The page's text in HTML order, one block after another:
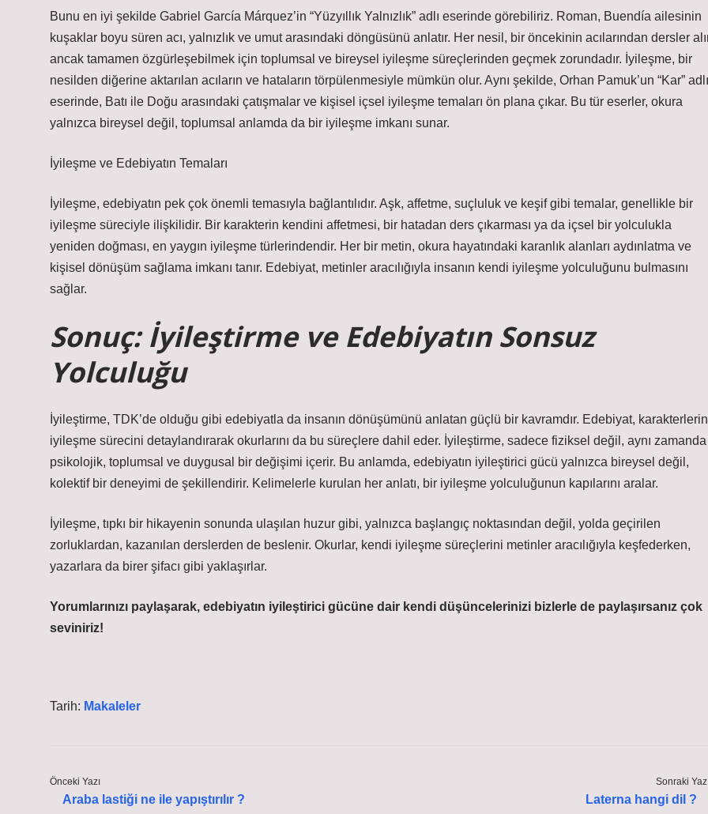
Bunu en iyi şekilde Gabriel García Márquez’in “Yüzyıllık Yalnızlık” adlı eserinde görebiliriz. Roman, Buendía ailesinin
kuşaklar boyu süren acı, yalnızlık ve umut arasındaki döngüsünü anlatır. Her nesil, bir öncekinin acılarından dersler
ancak tamamen özgürleşebilmek için toplumsal ve bireysel iyileşme süreçlerinden geçmek zorundadır. İyileşme, bir
nesilden diğerine aktarılan acıların ve hataların törpülenmesiyle mümkün olur. Aynı şekilde, Orhan Pamuk’un “Kar” adlı
eserinde, Batı ile Doğu arasındaki çatışmalar ve kişisel içsel iyileşme temaları ön plana çıkar. Bu tür eserler, okura
yalnızca bireysel değil, toplumsal anlamda da bir iyileşme imkanı sunar.
İyileşme ve Edebiyatın Temaları
İyileşme, edebiyatın pek çok önemli temasıyla bağlantılıdır. Aşk, affetme, suçluluk ve keşif gibi temalar, genellikle bir
iyileşme süreciyle ilişkilidir. Bir karakterin kendini affetmesi, bir hatadan ders çıkarması ya da içsel bir yolculukla
yeniden doğması, en yaygın iyileşme türlerindendir. Her bir metin, okura hayatındaki karanlık alanları aydınlatma ve
kişisel dönüşüm sağlama imkanı tanır. Edebiyat, metinler aracılığıyla insanın kendi iyileşme yolculuğunu bulmasını
sağlar.
Sonuç: İyileştirme ve Edebiyatın Sonsuz
Yolculuğu
İyileştirme, TDK’de olduğu gibi edebiyatla da insanın dönüşümünü anlatan güçlü bir kavramdır. Edebiyat, karakterlerin
iyileşme sürecini detaylandırarak okurlarını da bu süreçlere dahil eder. İyileştirme, sadece fiziksel değil, aynı zamanda
psikolojik, toplumsal ve duygusal bir değişimi içerir. Bu anlamda, edebiyatın iyileştirici gücü yalnızca bireysel değil,
kolektif bir deneyimi de şekillendirir. Kelimelerle kurulan her anlatı, bir iyileşme yolculuğunun kapılarını aralar.
İyileşme, tıpkı bir hikayenin sonunda ulaşılan huzur gibi, yalnızca başlangıç noktasından değil, yolda geçirilen
zorluklardan, kazanılan derslerden de beslenir. Okurlar, kendi iyileşme süreçlerini metinler aracılığıyla keşfederken,
yazarlara da birer şifacı gibi yaklaşırlar.
Yorumlarınızı paylaşarak, edebiyatın iyileştirici gücüne dair kendi düşüncelerinizi bizlerle de paylaşırsanız çok
seviniriz!
Tarih: Makaleler
Önceki Yazı
Araba lastiği ne ile yapıştırılır ?
Sonraki
Laterna hangi dil ?